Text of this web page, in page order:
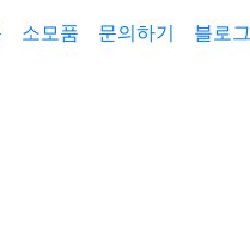
소모품 문의하기 블로그